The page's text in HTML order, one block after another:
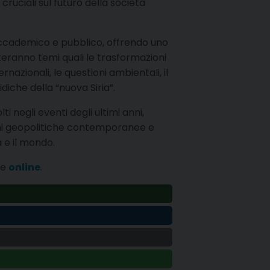
e pubblico, offrendo uno
temi quali le trasformazioni
le questioni ambientali, il
della “nuova Siria”.
negli eventi degli ultimi anni,
geopolitiche contemporanee e
il mondo.
online.